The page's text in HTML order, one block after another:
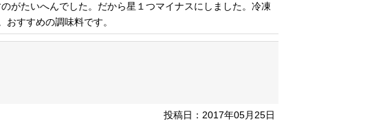
がたいへんでした。だから星１つマイナスにしました。冷凍
すすめの調味料です。
投稿日：2017年05月25日